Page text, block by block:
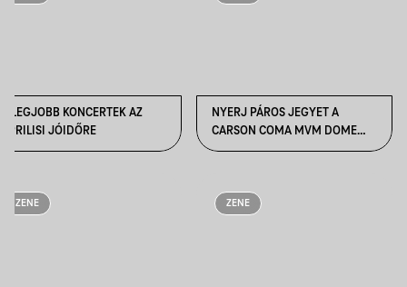
A LEGJOBB KONCERTEK AZ
ÁPRILISI JÓIDŐRE
NYERJ PÁROS JEGYET A
CARSON COMA MVM DOME
KONCERTJÉRE!
ZENE ZENE